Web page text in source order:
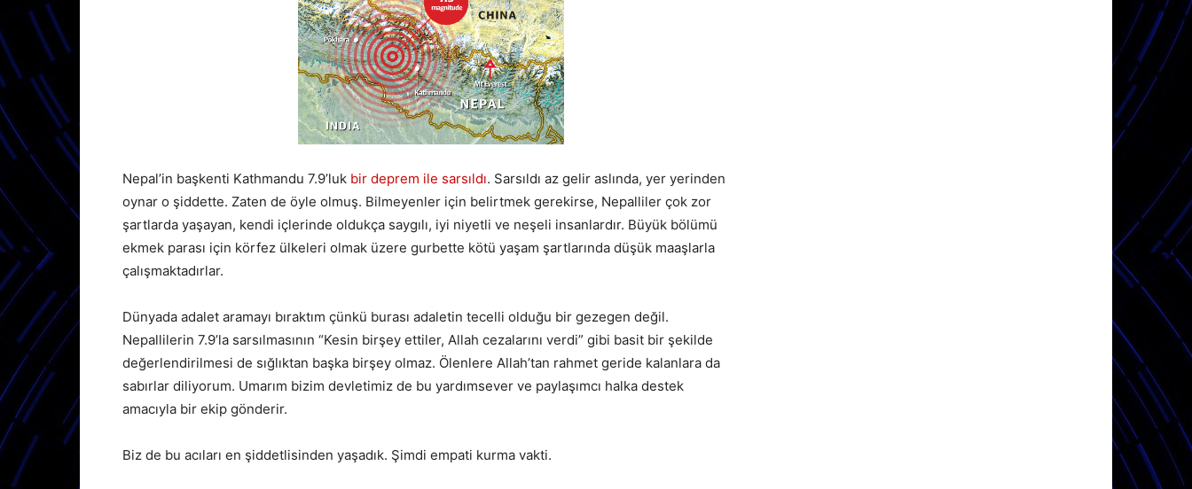
Nepal’in başkenti Kathmandu 7.9’luk bir deprem ile sarsıldı. Sarsıldı az gelir aslında, yer yerinden
oynar o şiddette. Zaten de öyle olmuş. Bilmeyenler için belirtmek gerekirse, Nepalliler çok zor
şartlarda yaşayan, kendi içlerinde oldukça saygılı, iyi niyetli ve neşeli insanlardır. Büyük bölümü
ekmek parası için körfez ülkeleri olmak üzere gurbette kötü yaşam şartlarında düşük maaşlarla
çalışmaktadırlar.
Dünyada adalet aramayı bıraktım çünkü burası adaletin tecelli olduğu bir gezegen değil.
Nepallilerin 7.9’la sarsılmasının “Kesin birşey ettiler, Allah cezalarını verdi” gibi basit bir şekilde
değerlendirilmesi de sığlıktan başka birşey olmaz. Ölenlere Allah’tan rahmet geride kalanlara da
sabırlar diliyorum. Umarım bizim devletimiz de bu yardımsever ve paylaşımcı halka destek
amacıyla bir ekip gönderir.
Biz de bu acıları en şiddetlisinden yaşadık. Şimdi empati kurma vakti.